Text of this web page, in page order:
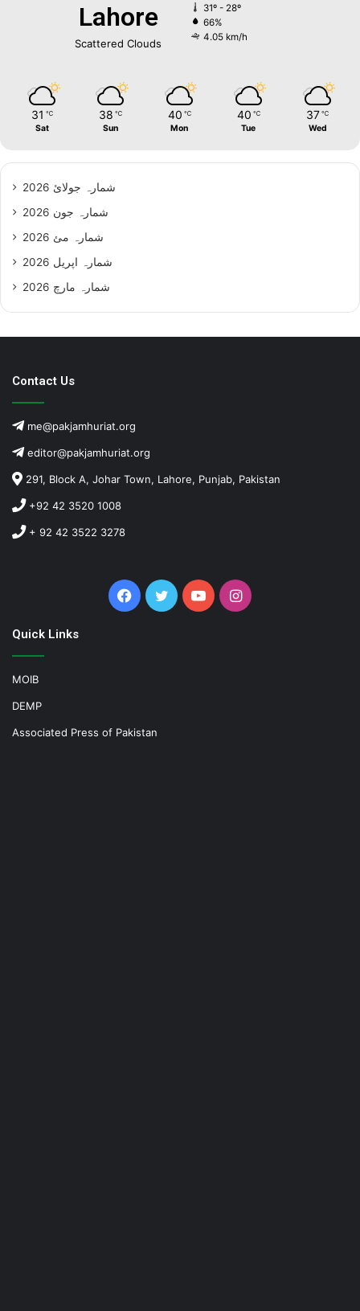
Lahore
Scattered Clouds
31º - 28º
66%
4.05 km/h
31 ℃
Sat
38 ℃
Sun
40 ℃
Mon
40 ℃
Tue
37 ℃
Wed
شمارہ جولائ 2026
شمارہ جون 2026
شمارہ مئ 2026
شمارہ اپریل 2026
شمارہ مارچ 2026
Contact Us
me@pakjamhuriat.org
editor@pakjamhuriat.org
291, Block A, Johar Town, Lahore, Punjab, Pakistan
+92 42 3520 1008
+ 92 42 3522 3278
Facebook
TwitterYouTubeInstagram
Quick Links
MOIB
DEMP
Associated Press of Pakistan